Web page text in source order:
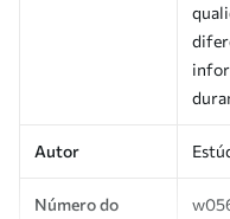
Autor
Número do